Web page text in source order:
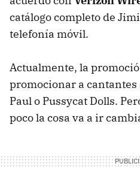
catálogo completo de
telefonía móvil.
Actualmente, la
promocionar a cantantes
Paul o Pussycat Dolls.
poco la cosa va a ir